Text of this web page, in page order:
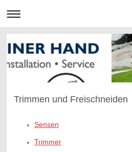
Trimmen und Freischneiden
Sensen
Trimmer